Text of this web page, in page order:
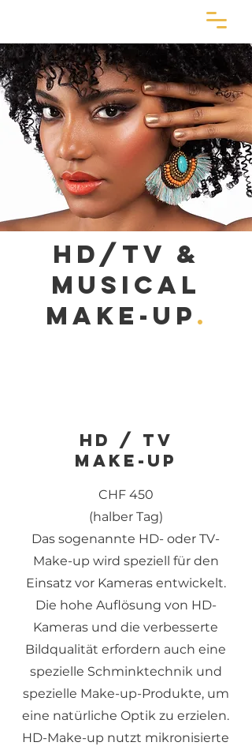
HD/TV &
Musical
Make-up .
HD / TV
Make-up
CHF 450
(halber Tag)
Das sogenannte HD- oder TV-
Make-up wird speziell für den
Einsatz vor Kameras entwickelt.
Die hohe Auflösung von HD-
Kameras und die verbesserte
Bildqualität erfordern auch eine
spezielle Schminktechnik und
spezielle Make-up-Produkte, um
eine natürliche Optik zu erzielen.
HD-Make-up nutzt mikronisierte